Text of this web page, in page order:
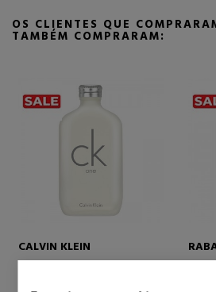
OS CLIENTES QUE
TAMBÉM COMPRARAM:
CALVIN KLEIN